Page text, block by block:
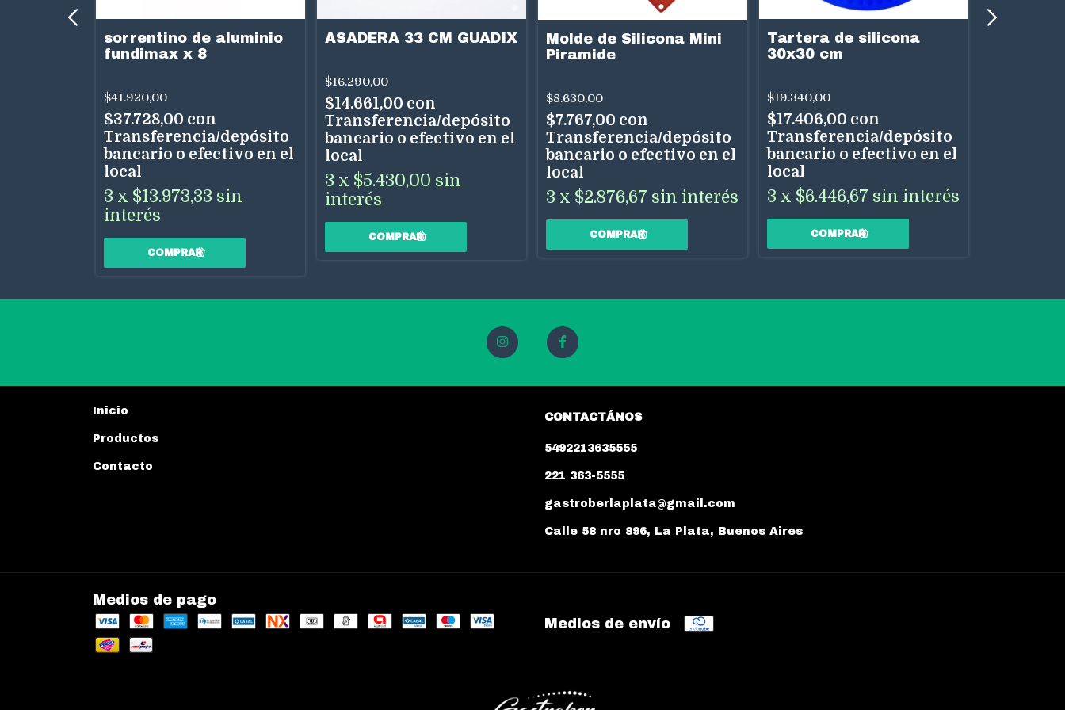
sorrentino de aluminio
fundimax x 8
$41.920,00
$37.728,00 con
Transferencia/depósito
bancario o efectivo en el
local
3 x $13.973,33 sin
interés
ASADERA 33 CM GUADIX
$16.290,00
$14.661,00 con
Transferencia/depósito
bancario o efectivo en el
local
3 x $5.430,00 sin
interés
Molde de Silicona Mini
Piramide
$8.630,00
$7.767,00 con
Transferencia/depósito
bancario o efectivo en el
local
3 x $2.876,67 sin interés
Tartera de silicona
30x30 cm
$19.340,00
$17.406,00 con
Transferencia/depósito
bancario o efectivo en el
local
3 x $6.446,67 sin interés
Inicio
Productos
Contacto
CONTACTÁNOS
5492213635555
221 363-5555
gastroberlaplata@gmail.com
Calle 58 nro 896, La Plata, Buenos Aires
Medios de pago
Medios de envío